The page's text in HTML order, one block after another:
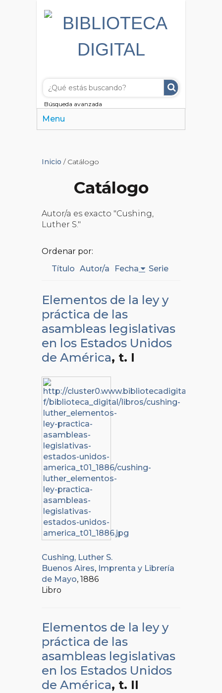
Búsqueda avanzada
Menu
Inicio / Catálogo
Catálogo
Autor/a es exacto "Cushing,
Luther S."
Ordenar por:
Título Autor/a Fecha Serie
Elementos de la ley y
práctica de las
asambleas legislativas
en los Estados Unidos
de América, t. I
Cushing, Luther S.
Buenos Aires, Imprenta y Librería
de Mayo, 1886
Libro
Elementos de la ley y
práctica de las
asambleas legislativas
en los Estados Unidos
de América, t. II